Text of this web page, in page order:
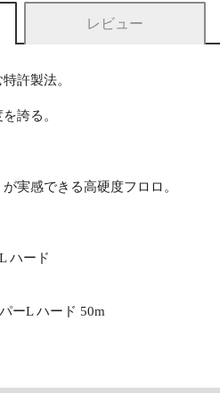
レビュー
許製法。
誇る。
実感できる高硬度フロロ。
ハード
ーL ハード 50m